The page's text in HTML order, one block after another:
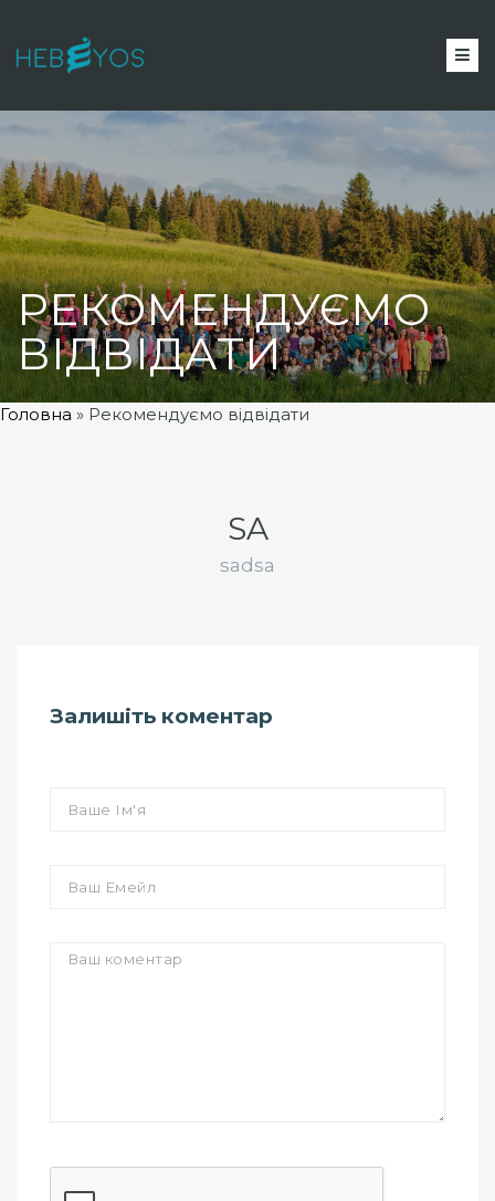
РЕКОМЕНДУЄМО
ВІДВІДАТИ
Головна » Рекомендуємо відвідати
SA
sadsa
Залишіть коментар